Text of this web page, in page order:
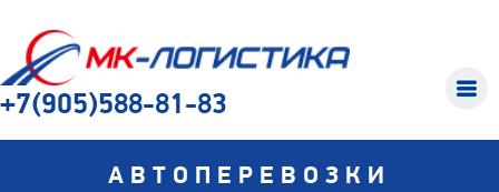
+7(905)588-81-83
АВТОПЕРЕВОЗКИ